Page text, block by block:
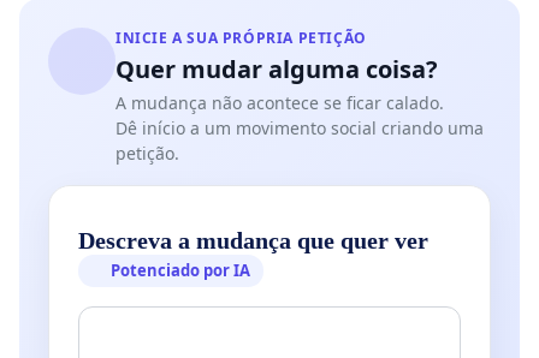
INICIE A SUA PRÓPRIA PETIÇÃO
Quer mudar alguma coisa?
A mudança não acontece se ficar calado.
Dê início a um movimento social criando uma
petição.
Descreva a mudança que quer ver
Potenciado por IA